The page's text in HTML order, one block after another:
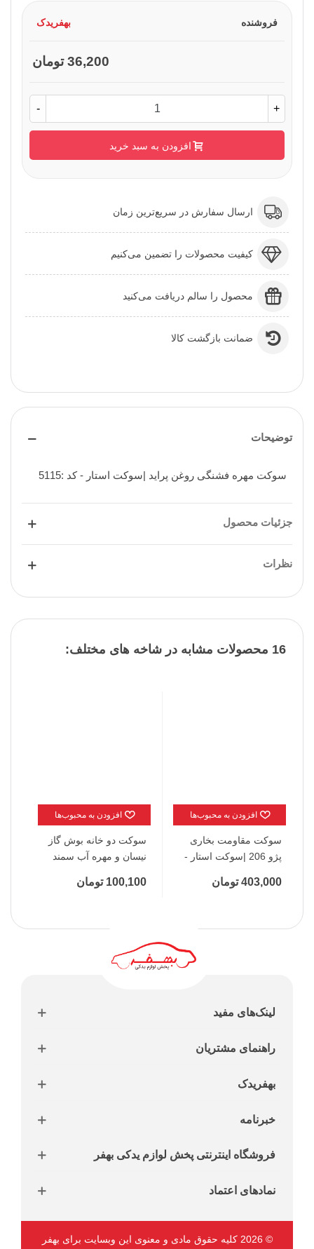
فروشنده بهفریدک
36,200 تومان
- +
افزودن به سبد خرید
ارسال سفارش در سریع‌ترین زمان
کیفیت محصولات را تضمین می‌کنیم
محصول را سالم دریافت می‌کنید
ضمانت بازگشت کالا
توضیحات
سوکت مهره فشنگی روغن پراید |سوکت استار - کد :5115
جزئیات محصول
نظرات
16 محصولات مشابه در شاخه های مختلف:
افزودن به محبوب‌ها
سوکت مقاومت بخاری
پژو 206 |سوکت استار -
403,000 تومان
افزودن به محبوب‌ها
سوکت دو خانه بوش گاز
نیسان و مهره آب سمند
5028
100,100 تومان
لینک‌های مفید
راهنمای مشتریان
بهفریدک
خبرنامه
فروشگاه اینترنتی پخش لوازم یدکی بهفر
نمادهای اعتماد
© 2026 کلیه حقوق مادی و معنوی این وبسایت برای بهفر